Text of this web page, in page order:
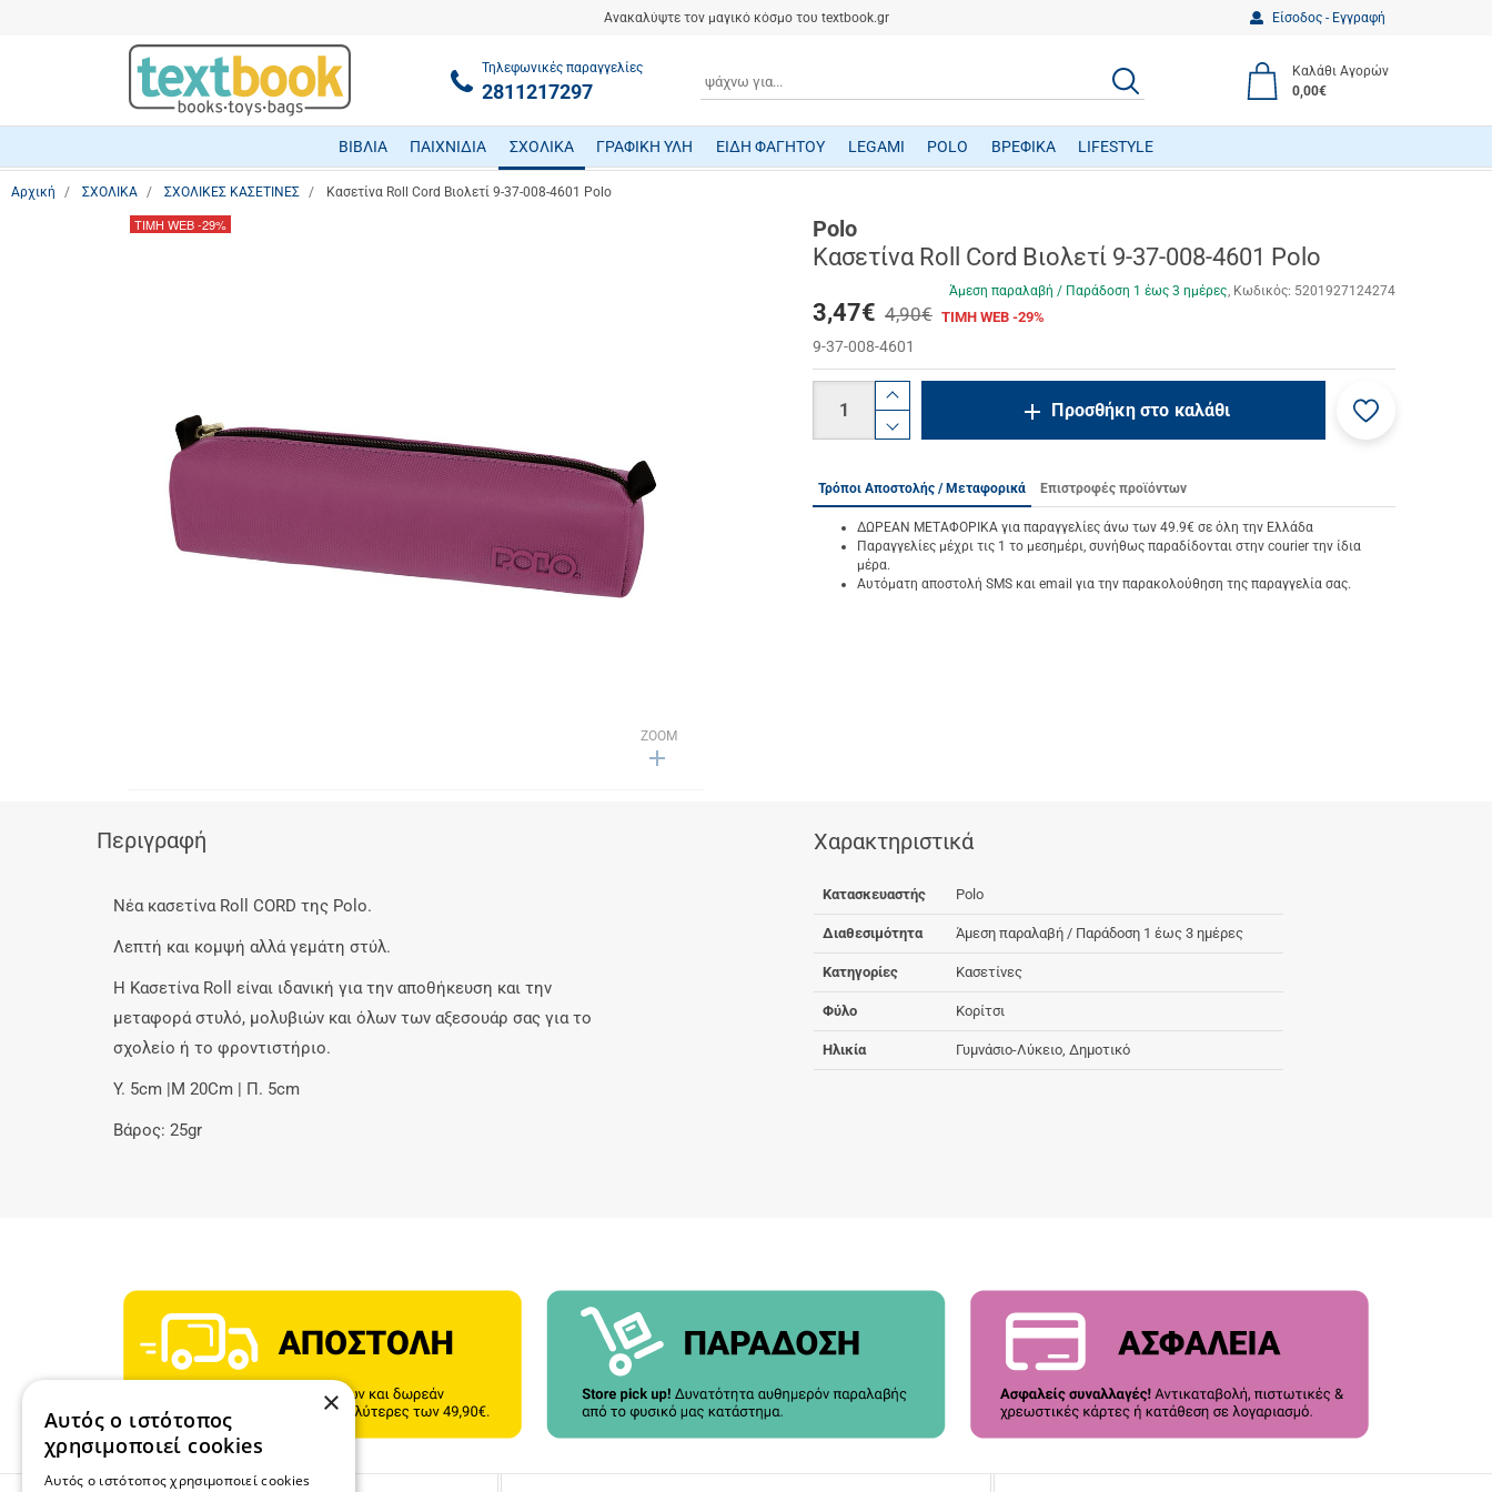
Ανακαλύψτε τον μαγικό κόσμο του textbook.gr Είσοδος - Εγγραφή
Τηλεφωνικές παραγγελίες
2811217297
ΑΝΑΖΗΤΗΣΗ
Καλάθι Αγορών
0,00€
ΒΙΒΛΙΑ ΠΑΙΧΝΙΔΙΑ ΣΧΟΛΙΚΑ ΓΡΑΦΙΚΗ ΥΛΗ ΕΙΔΗ ΦΑΓΗΤΟΥ LEGAMI POLO ΒΡΕΦΙΚΑ LIFESTYLE
Αρχική ΣΧΟΛΙΚΑ ΣΧΟΛΙΚΕΣ ΚΑΣΕΤΙΝΕΣ Κασετίνα Roll Cord Βιολετί 9-37-008-4601 Polo
ZOOM
ΤΙΜΗ WEB-29% Polo
Κασετίνα Roll Cord Βιολετί 9-37-008-4601 Polo
Άμεση παραλαβή / Παράδoση 1 έως 3 ημέρες Κωδικός: 5201927124274
3,47€ 4,90€ ΤΙΜΗ WEB -29%
9-37-008-4601
product.increase.quantity
product.decrease.quantity
Προσθήκη στο καλάθι
Προσθήκη
Τρόποι Αποστολής / Μεταφορικά Επιστροφές προϊόντων
ΔΩΡΕΑΝ ΜΕΤΑΦΟΡΙΚΑ για παραγγελίες άνω των 49.9€ σε όλη την Ελλάδα
Παραγγελίες μέχρι τις 1 το μεσημέρι, συνήθως παραδίδονται στην courier την ίδια
μέρα.
Αυτόματη αποστολή SMS και email για την παρακολούθηση της παραγγελία σας.
Περιγραφή
Νέα κασετίνα Roll CORD της Polo.
Λεπτή και κομψή αλλά γεμάτη στύλ.
H Κασετίνα Roll είναι ιδανική για την αποθήκευση και την
μεταφορά στυλό, μολυβιών και όλων των αξεσουάρ σας για το
σχολείο ή το φροντιστήριο.
Y. 5cm |Μ 20Cm | Π. 5cm
Βάρος: 25gr
Χαρακτηριστικά
Κατασκευαστής Polo
Διαθεσιμότητα Άμεση παραλαβή / Παράδoση 1 έως 3 ημέρες
Κατηγορίες Κασετίνες
Φύλο Κορίτσι
Ηλικία Γυμνάσιο-Λύκειο, Δημοτικό
×
Αυτός ο ιστότοπος
χρησιμοποιεί cookies
Αυτός ο ιστότοπος χρησιμοποιεί cookies